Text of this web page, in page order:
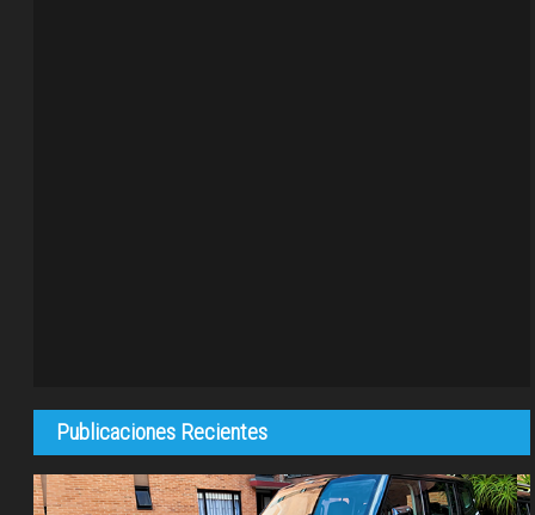
Publicaciones Recientes